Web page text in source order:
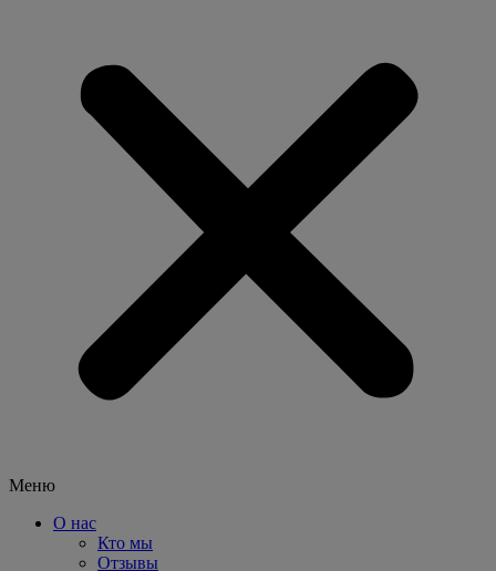
Меню
О нас
Кто мы
Отзывы